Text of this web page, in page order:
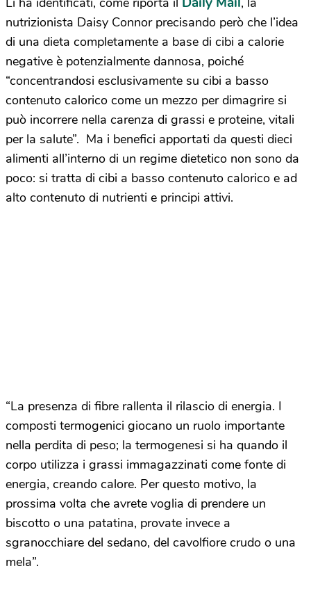
nutrizionista Daisy Connor precisando però che l’idea
di una dieta completamente a base di cibi a calorie
negative è potenzialmente dannosa, poiché
“concentrandosi esclusivamente su cibi a basso
contenuto calorico come un mezzo per dimagrire si
può incorrere nella carenza di grassi e proteine, vitali
per la salute”. Ma i benefici apportati da questi dieci
alimenti all’interno di un regime dietetico non sono da
poco: si tratta di cibi a basso contenuto calorico e ad
alto contenuto di nutrienti e principi attivi.
“La presenza di fibre rallenta il rilascio di energia. I
composti termogenici giocano un ruolo importante
nella perdita di peso; la termogenesi si ha quando il
corpo utilizza i grassi immagazzinati come fonte di
energia, creando calore. Per questo motivo, la
prossima volta che avrete voglia di prendere un
biscotto o una patatina, provate invece a
sgranocchiare del sedano, del cavolfiore crudo o una
mela”.